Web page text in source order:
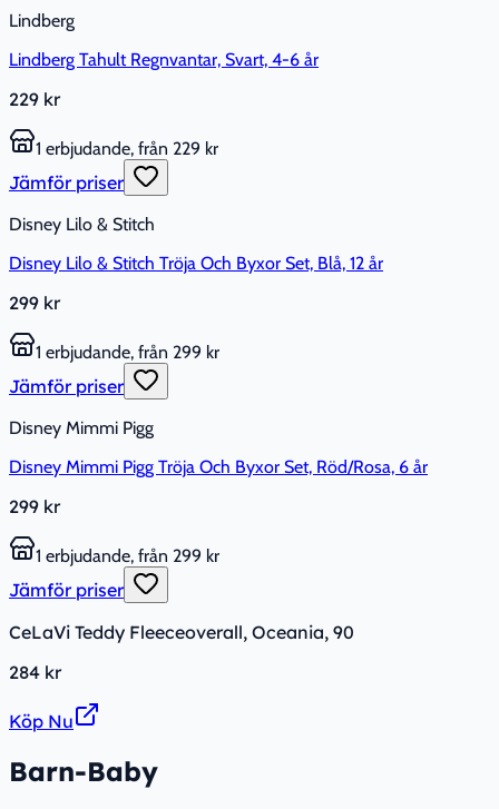
Lindberg
Lindberg Tahult Regnvantar, Svart, 4-6 år
229 kr
1 erbjudande, från 229 kr
Jämför priser
Disney Lilo & Stitch
Disney Lilo & Stitch Tröja Och Byxor Set, Blå, 12 år
299 kr
1 erbjudande, från 299 kr
Jämför priser
Disney Mimmi Pigg
Disney Mimmi Pigg Tröja Och Byxor Set, Röd/Rosa, 6 år
299 kr
1 erbjudande, från 299 kr
Jämför priser
CeLaVi Teddy Fleeceoverall, Oceania, 90
284 kr
Köp Nu
Barn-Baby